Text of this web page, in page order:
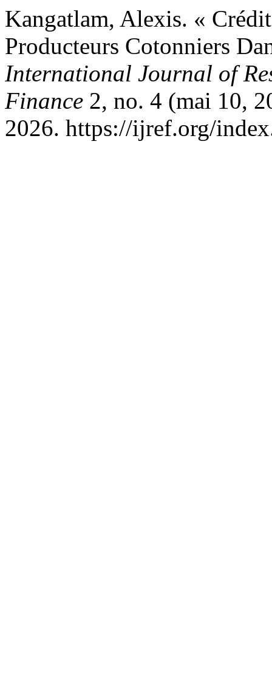
Kangatlam, Alexis. «
Producteurs Cotonniers
International Journal of
Finance 2, no. 4 (mai 10,
2026. https://ijref.org/